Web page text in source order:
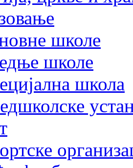
школе
школе
школа